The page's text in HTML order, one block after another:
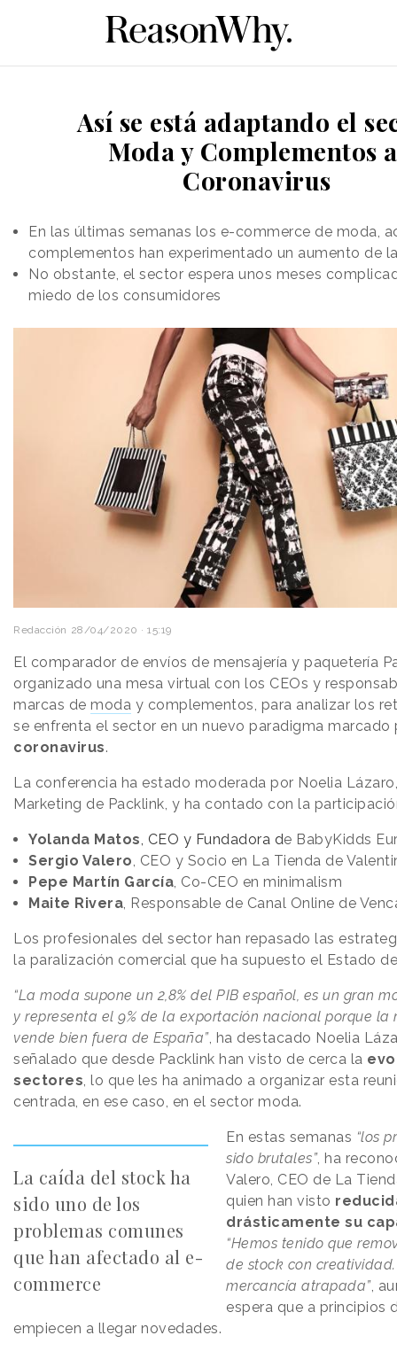
Así se está adaptando el
Moda y Complementos
Coronavirus
En las últimas semanas los e-commerce de moda,
complementos han experimentado un aumento de
No obstante, el sector espera unos meses
miedo de los consumidores
Redacción 28/04/2020 · 15:19
El comparador de envíos de mensajería y paquetería
organizado una mesa virtual con los CEOs y
marcas de moda y complementos, para analizar los
se enfrenta el sector en un nuevo paradigma marcado
coronavirus.
La conferencia ha estado moderada por Noelia
Marketing de Packlink, y ha contado con la
Yolanda Matos, CEO y Fundadora de BabyKidds
Sergio Valero, CEO y Socio en La Tienda de
Pepe Martín García, Co-CEO en minimalism
Maite Rivera, Responsable de Canal Online de
Los profesionales del sector han repasado las
la paralización comercial que ha supuesto el Estado
“La moda supone un 2,8% del PIB español, es un gran
y representa el 9% de la exportación nacional porque la
vende bien fuera de España”, ha destacado Noelia
señalado que desde Packlink han visto de cerca la
sectores, lo que les ha animado a organizar esta
centrada, en ese caso, en el sector moda.
La caída del stock ha
sido uno de los
problemas comunes
que han afectado al e-
commerce
En estas semanas “los
sido brutales”, ha
Valero, CEO de La
quien han visto
drásticamente su
“Hemos tenido que
de stock con
mercancía atrapada”,
espera que a principios
empiecen a llegar novedades.